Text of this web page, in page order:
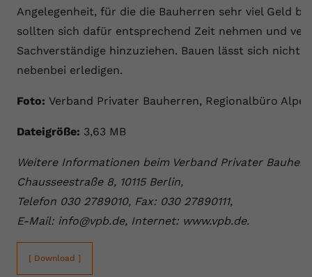
Angelegenheit, für die die Bauherren sehr viel Geld
sollten sich dafür entsprechend Zeit nehmen und
Sachverständige hinzuziehen. Bauen lässt sich nicht
nebenbei erledigen.
Foto: Verband Privater Bauherren, Regionalbüro
Dateigröße: 3,63 MB
Weitere Informationen beim Verband Privater
Chausseestraße 8, 10115 Berlin,
Telefon 030 2789010, Fax: 030 27890111,
E-Mail: info@vpb.de, Internet: www.vpb.de.
[ Download ]